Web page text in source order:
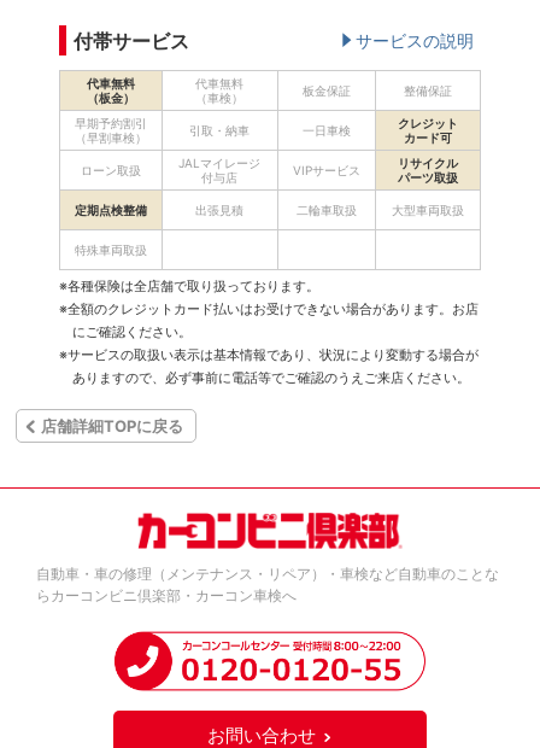
付帯サービス サービスの説明
代車無料
（板金）
代車無料
（車検）
板金保証 整備保証
早期予約割引
（早割車検）
引取・納車 一日車検
クレジット
カード可
ローン取扱
JALマイレージ
付与店
VIPサービス
リサイクル
パーツ取扱
定期点検整備 出張見積 二輪車取扱 大型車両取扱
特殊車両取扱
※各種保険は全店舗で取り扱っております。
※全額のクレジットカード払いはお受けできない場合があります。お店
にご確認ください。
※サービスの取扱い表示は基本情報であり、状況により変動する場合が
ありますので、必ず事前に電話等でご確認のうえご来店ください。
店舗詳細TOPに戻る
自動車・車の修理（メンテナンス・リペア）・車検など自動車のことな
らカーコンビニ倶楽部・カーコン車検へ
お問い合わせ